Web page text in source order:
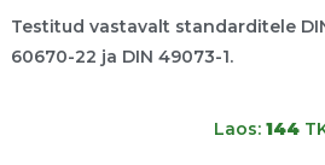
Testitud vastavalt standarditele
60670-22 ja DIN 49073-1.
Laos: 144